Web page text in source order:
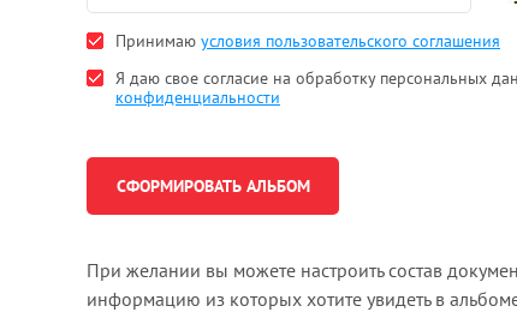
Принимаю условия пользовательского соглашения
Я даю свое согласие на обработку персональных
конфиденциальности
При желании вы можете настроить состав
информацию из которых хотите увидеть в